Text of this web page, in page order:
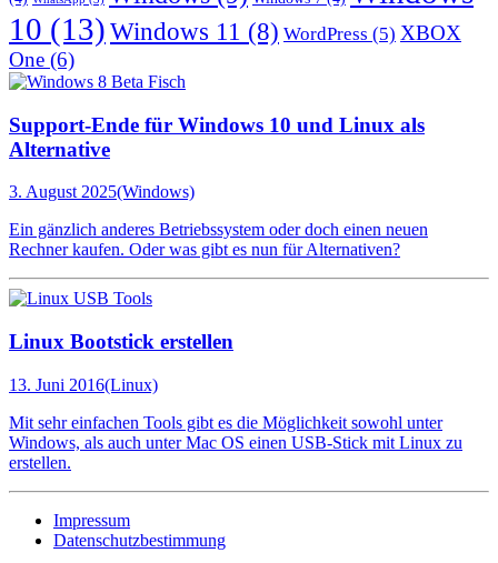
10 (13) Windows 11 (8) WordPress (5) XBOX
One (6)
Support-Ende für Windows 10 und Linux als
Alternative
3. August 2025(Windows)
Ein gänzlich anderes Betriebssystem oder doch einen neuen
Rechner kaufen. Oder was gibt es nun für Alternativen?
Linux Bootstick erstellen
13. Juni 2016(Linux)
Mit sehr einfachen Tools gibt es die Möglichkeit sowohl unter
Windows, als auch unter Mac OS einen USB-Stick mit Linux zu
erstellen.
Impressum
Datenschutzbestimmung